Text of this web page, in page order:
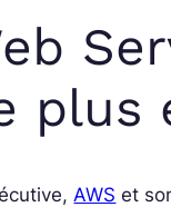
plus
AWS et